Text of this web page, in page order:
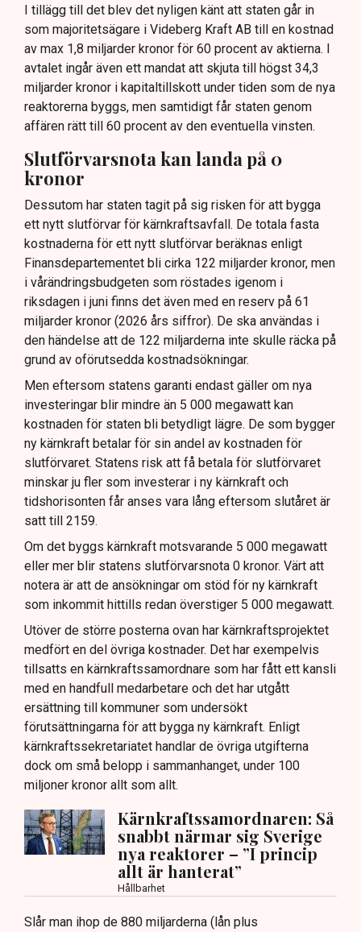
I tillägg till det blev det nyligen känt att staten går in
som majoritetsägare i Videberg Kraft AB till en kostnad
av max 1,8 miljarder kronor för 60 procent av aktierna. I
avtalet ingår även ett mandat att skjuta till högst 34,3
miljarder kronor i kapitaltillskott under tiden som de nya
reaktorerna byggs, men samtidigt får staten genom
affären rätt till 60 procent av den eventuella vinsten.
Slutförvarsnota kan landa på 0
kronor
Dessutom har staten tagit på sig risken för att bygga
ett nytt slutförvar för kärnkraftsavfall. De totala fasta
kostnaderna för ett nytt slutförvar beräknas enligt
Finansdepartementet bli cirka 122 miljarder kronor, men
i vårändringsbudgeten som röstades igenom i
riksdagen i juni finns det även med en reserv på 61
miljarder kronor (2026 års siffror). De ska användas i
den händelse att de 122 miljarderna inte skulle räcka på
grund av oförutsedda kostnadsökningar.
Men eftersom statens garanti endast gäller om nya
investeringar blir mindre än 5 000 megawatt kan
kostnaden för staten bli betydligt lägre. De som bygger
ny kärnkraft betalar för sin andel av kostnaden för
slutförvaret. Statens risk att få betala för slutförvaret
minskar ju fler som investerar i ny kärnkraft och
tidshorisonten får anses vara lång eftersom slutåret är
satt till 2159.
Om det byggs kärnkraft motsvarande 5 000 megawatt
eller mer blir statens slutförvarsnota 0 kronor. Värt att
notera är att de ansökningar om stöd för ny kärnkraft
som inkommit hittills redan överstiger 5 000 megawatt.
Utöver de större posterna ovan har kärnkraftsprojektet
medfört en del övriga kostnader. Det har exempelvis
tillsatts en kärnkraftssamordnare som har fått ett kansli
med en handfull medarbetare och det har utgått
ersättning till kommuner som undersökt
förutsättningarna för att bygga ny kärnkraft. Enligt
kärnkraftssekretariatet handlar de övriga utgifterna
dock om små belopp i sammanhanget, under 100
miljoner kronor allt som allt.
Kärnkraftssamordnaren: Så
snabbt närmar sig Sverige
nya reaktorer – ”I princip
allt är hanterat”
Hållbarhet
Slår man ihop de 880 miljarderna (lån plus